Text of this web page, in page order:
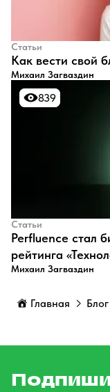
Статьи
​Как вести свой
Михаил Загваздин
839
839
Статьи
Perfluence стал
рейтинга
Михаил Загваздин
Главная Блог